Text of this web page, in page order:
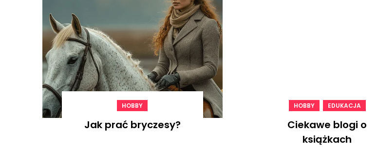
HOBBY
Jak prać bryczesy?
HOBBY EDUKACJA
Ciekawe blogi o
książkach